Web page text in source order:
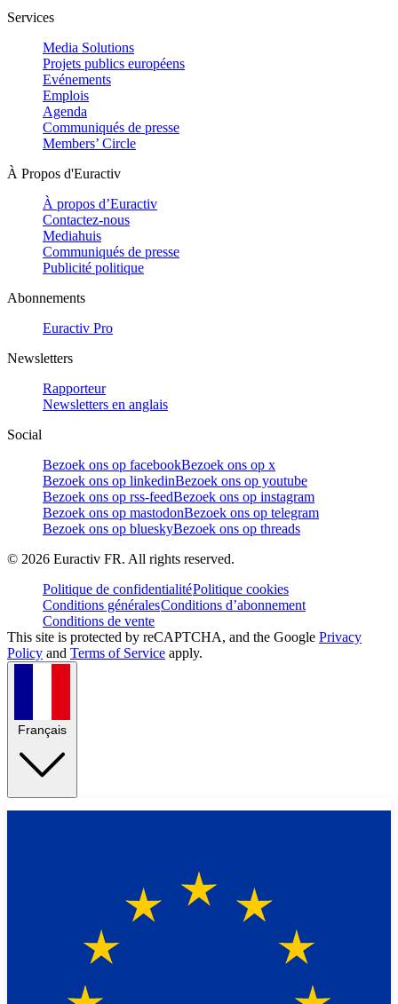
Services
Media Solutions
Projets publics européens
Evénements
Emplois
Agenda
Communiqués de presse
Members’ Circle
À Propos d'Euractiv
À propos d’Euractiv
Contactez-nous
Mediahuis
Communiqués de presse
Publicité politique
Abonnements
Euractiv Pro
Newsletters
Rapporteur
Newsletters en anglais
Social
Bezoek ons op facebookBezoek ons op x
Bezoek ons op linkedinBezoek ons op youtube
Bezoek ons op rss-feedBezoek ons op instagram
Bezoek ons op mastodonBezoek ons op telegram
Bezoek ons op blueskyBezoek ons op threads
© 2026 Euractiv FR. All rights reserved.
Politique de confidentialitéPolitique cookies
Conditions généralesConditions d’abonnement
Conditions de vente
This site is protected by reCAPTCHA, and the Google Privacy
Policy and Terms of Service apply.
Français